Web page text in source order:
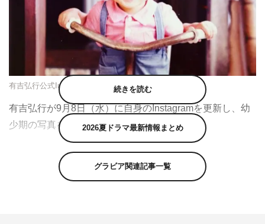
有吉弘行公式Instagram（ariyoshihiroiki）より
有吉弘行が9月8日（水）に自身のInstagramを更新し、幼
少期の写真を公開した。
有吉は「10月から『有吉クイズ』テレ朝 『有吉の世界同
時中継』テレ東 が始まりまーす。お時間合えばのぞき見
を。」のコメントとともに、笑顔まぶしい幼少期の写真を
続きを読む
2026夏ドラマ最新情報まとめ
グラビア関連記事一覧